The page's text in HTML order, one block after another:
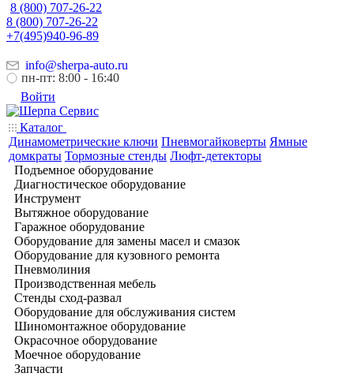
8 (800) 707-26-22
8 (800) 707-26-22
+7(495)940-96-89
info@sherpa-auto.ru
пн-пт: 8:00 - 16:40
Войти
Каталог
Динамометрические ключи Пневмогайковерты Ямные
домкраты Тормозные стенды Люфт-детекторы
Подъемное оборудование
Диагностическое оборудование
Инструмент
Вытяжное оборудование
Гаражное оборудование
Оборудование для замены масел и смазок
Оборудование для кузовного ремонта
Пневмолиния
Производственная мебель
Стенды сход-развал
Оборудование для обслуживания систем
Шиномонтажное оборудование
Окрасочное оборудование
Моечное оборудование
Запчасти